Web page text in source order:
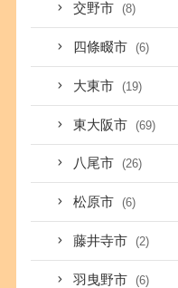
交野市 (8)
四條畷市 (6)
大東市 (19)
東大阪市 (69)
八尾市 (26)
松原市 (6)
藤井寺市 (2)
羽曳野市 (6)